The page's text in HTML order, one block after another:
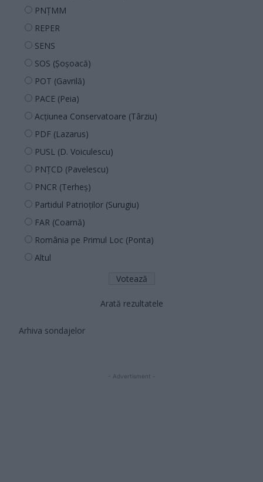
PNȚMM
REPER
SENS
SOS (Șoșoacă)
POT (Gavrilă)
PACE (Peia)
Acțiunea Conservatoare (Târziu)
PDF (Lazarus)
PUSL (D. Voiculescu)
PNȚCD (Pavelescu)
PNCR (Terheș)
Partidul Patrioților (Surugiu)
FAR (Coarnă)
România pe Primul Loc (Ponta)
Altul
Arată rezultatele
Arhiva sondajelor
- Advertisment -